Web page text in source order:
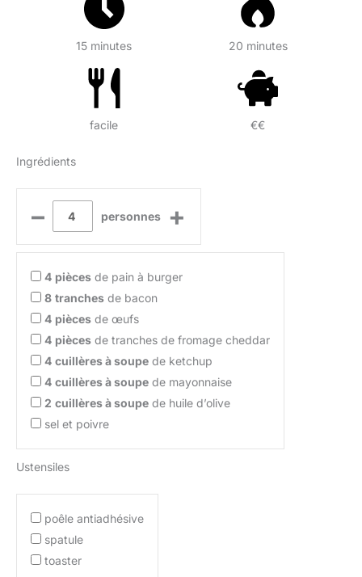
15 minutes 20 minutes
facile €€
Ingrédients
– personnes +
4 pièces de pain à burger
8 tranches de bacon
4 pièces de œufs
4 pièces de tranches de fromage cheddar
4 cuillères à soupe de ketchup
4 cuillères à soupe de mayonnaise
2 cuillères à soupe de huile d’olive
sel et poivre
Ustensiles
poêle antiadhésive
spatule
toaster